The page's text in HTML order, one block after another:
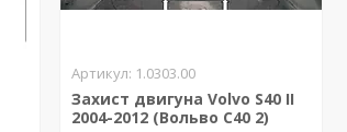
1.0303.00
Захист двигуна Volvo S40 II
2004-2012 (Вольво С40 2)